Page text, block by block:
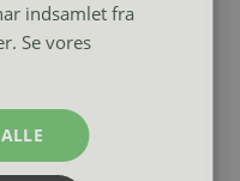
indsamlet fra
Se vores